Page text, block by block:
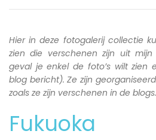
Hier in deze fotogalerij collectie
zien die verschenen zijn uit
geval je enkel de foto’s wilt zien
blog bericht). Ze zijn
zoals ze zijn verschenen in de blogs.
Fukuoka